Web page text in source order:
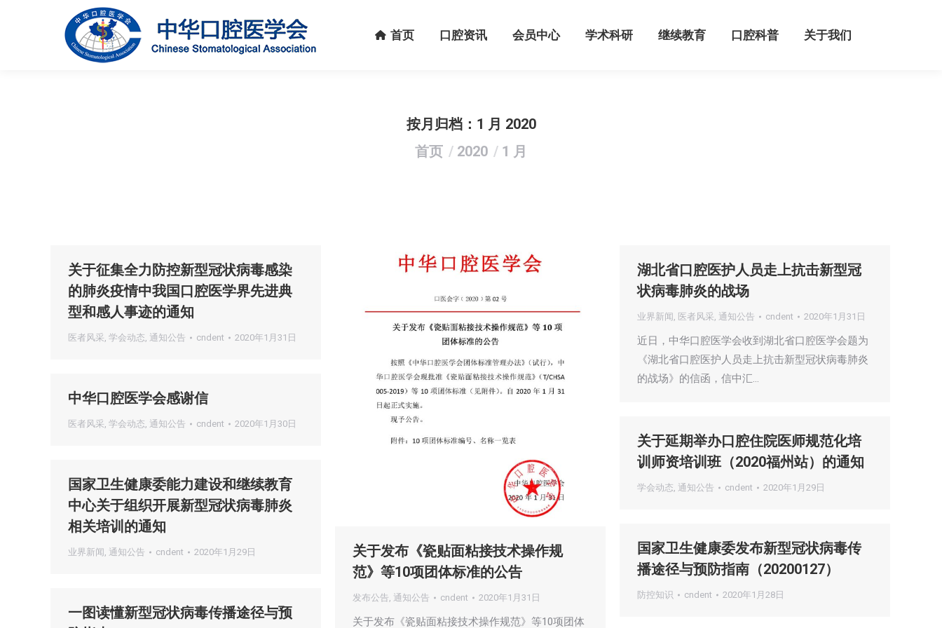
首页 口腔资讯 会员中心 学术科研 继续教育 口腔科普 关于我们
按月归档： 1 月 2020
您在这里：
首页 2020 1 月
关于征集全力防控新型冠状病毒感染
的肺炎疫情中我国口腔医学界先进典
型和感人事迹的通知
医者风采, 学会动态, 通知公告 cndent 2020年1月31日
关于发布《瓷贴面粘接技术操作规
范》等10项团体标准的公告
发布公告, 通知公告 cndent 2020年1月31日
关于发布《瓷贴面粘接技术操作规范》等10项团体
湖北省口腔医护人员走上抗击新型冠
状病毒肺炎的战场
业界新闻 , 医者风采, 通知公告 cndent 2020年1月31日
近日，中华口腔医学会收到湖北省口腔医学会题为
《湖北省口腔医护人员走上抗击新型冠状病毒肺炎
的战场》的信函，信中汇…
中华口腔医学会感谢信
医者风采, 学会动态, 通知公告 cndent 2020年1月30日
关于延期举办口腔住院医师规范化培
训师资培训班（2020福州站）的通知
学会动态, 通知公告 cndent 2020年1月29日
国家卫生健康委能力建设和继续教育
中心关于组织开展新型冠状病毒肺炎
相关培训的通知 ​​​​
业界新闻 , 通知公告 cndent 2020年1月29日
国家卫生健康委发布新型冠状病毒传
播途径与预防指南（20200127）
防控知识 cndent 2020年1月28日
一图读懂新型冠状病毒传播途径与预